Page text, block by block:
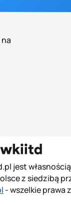
jest
z siedzibą
- wszelkie prawa